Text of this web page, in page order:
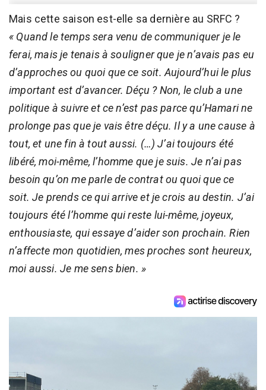
Mais cette saison est-elle sa dernière au SRFC ?
« Quand le temps sera venu de communiquer je le
ferai, mais je tenais à souligner que je n’avais pas eu
d’approches ou quoi que ce soit. Aujourd’hui le plus
important est d’avancer. Déçu ? Non, le club a une
politique à suivre et ce n’est pas parce qu’Hamari ne
prolonge pas que je vais être déçu. Il y a une cause à
tout, et une fin à tout aussi. (…) J’ai toujours été
libéré, moi-même, l’homme que je suis. Je n’ai pas
besoin qu’on me parle de contrat ou quoi que ce
soit. Je prends ce qui arrive et je crois au destin. J’ai
toujours été l’homme qui reste lui-même, joyeux,
enthousiaste, qui essaye d’aider son prochain. Rien
n’affecte mon quotidien, mes proches sont heureux,
moi aussi. Je me sens bien. »